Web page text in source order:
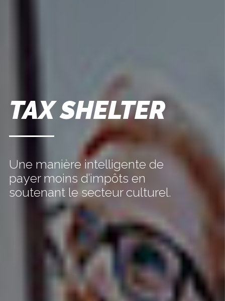
TAX SHELTER
Une manière intelligente de
payer moins d’impôts en
soutenant le secteur culturel.